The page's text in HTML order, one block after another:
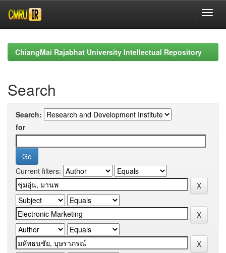
navigationChiangMai Rajabhat University Intellectual Repository
Search
Search:
for
Current filters: